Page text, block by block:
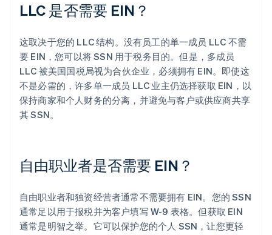
LLC 是否需要 EIN？
这取决于您的 LLC 结构。没有员工的单一成员 LLC 不需
要 EIN，您可以将 SSN 用于税务目的。但是，多成员
LLC 被美国国税局视为合伙企业，必须拥有 EIN。即使这
不是必需的，许多单一成员 LLC 业主仍选择获取 EIN，以
保持商家和个人财务的分离，并避免与客户或供应商共享
其 SSN。
自由职业者是否需要 EIN？
自由职业者和独资经营者通常不需要拥有 EIN。您的 SSN
通常足以用于报税并为客户填写 W-9 表格。但获取 EIN
通常是明智之举。它可以保护您的个人 SSN，让您更轻